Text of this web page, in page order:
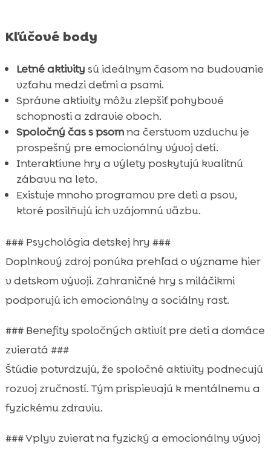
Programy so psom a deťmi leto
Tréningové kurzy počas leta
 Spoločné čítanie príbehov preto deti a psy
 Výhody CricksyDog pre vášho psa
 Domáce prekážkové dráhy
 Záver
FAQ
Kľúčové body
Letné aktivity sú ideálnym časom na budovanie
vzťahu medzi deťmi a psami.
Správne aktivity môžu zlepšiť pohybové
schopnosti a zdravie oboch.
Spoločný čas s psomna čerstvom vzduchu je
prospešný pre emocionálny vývoj detí.
Interaktívne hry a výlety poskytujú kvalitnú
zábavu na leto.
Existuje mnoho programov pre deti a psov,
ktoré posilňujú ich vzájomnú väzbu.
### Psychológia detskej hry ###
Doplnkový zdroj ponúka prehľad o význame hier
v detskom vývoji. Zahraničné hry s miláčikmi
podporujú ich emocionálny a sociálny rast.
### Benefity spoločných aktivít pre deti a domáce
zvieratá ###
Štúdie potvrdzujú, že spoločné aktivity podnecujú
rozvoj zručností. Tým prispievajú k mentálnemu a
fyzickému zdraviu.
### Vplyv zvierat na fyzický a emocionálny vývoj